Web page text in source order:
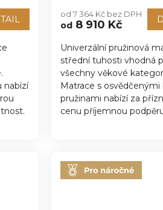
nabízí
produktu
je
z
5
hvězdiček.
od 7 364 Kč bez DPH
od8 910 Kč
Univerzální pružinová
střední tuhosti vhodná
všechny věkové
Matrace s osvědčenými
pružinami nabízí za
cenu příjemnou